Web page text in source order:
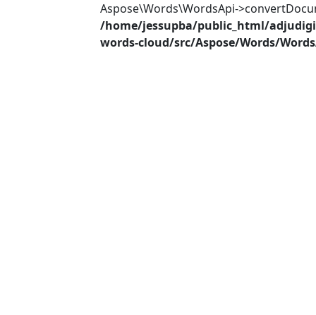
Aspose\Words\WordsApi-
/home/jessupba/public_html/
words-cloud/src/Aspose/Words/